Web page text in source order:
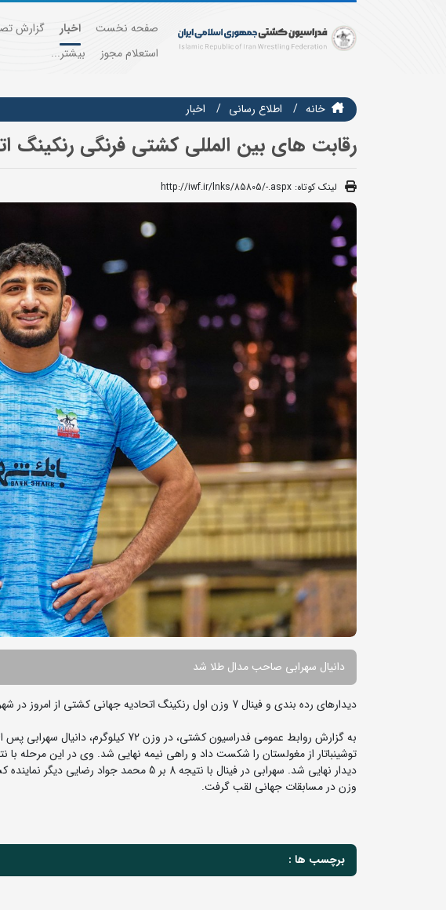
صفحه نخست اخبار گزارش
استعلام مجوز
بیشتر...
خانه اطلاع رسانی اخبار
رقابت های بین المللی کشتی فرنگی رنکینگ
لینک کوتاه: http://iwf.ir/lnks/85805/-.aspx
دانیال سهرابی صاحب مدال طلا شد
دیدارهای رده بندی و فینال 7 وزن اول رنکینگ اتحادیه جهانی کشتی از امروز در شهر اولان باتور مغولستان در حال برگزاری است.
دیدار نهایی شد. سهرابی در فینال با نتیجه 8 بر
وزن در مسابقات جهانی لقب گرفت.
برچسب ها :